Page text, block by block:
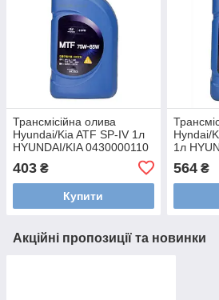
Трансмісійна олива
Hyundai/Kia ATF SP-IV 1л
HYUNDAI/KIA 0430000110
403 ₴
Купити
Hyndai/
1л
564₴
Акційні пропозиції та новинки